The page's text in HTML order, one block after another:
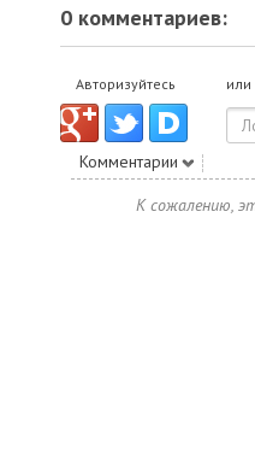
0 комментариев:
Авторизуйтесь
Комментарии
К сожалению,